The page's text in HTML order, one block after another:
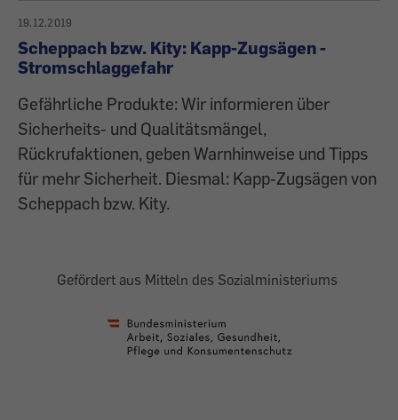
19.12.2019
Scheppach bzw. Kity: Kapp-Zugsägen -
Stromschlaggefahr
Gefährliche Produkte: Wir informieren über
Sicherheits- und Qualitätsmängel,
Rückrufaktionen, geben Warnhinweise und Tipps
für mehr Sicherheit. Diesmal: Kapp-Zugsägen von
Scheppach bzw. Kity.
Gefördert aus Mitteln des Sozialministeriums